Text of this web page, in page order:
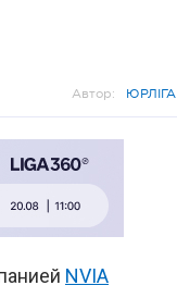
Автор: ЮРЛІГА
NVIA